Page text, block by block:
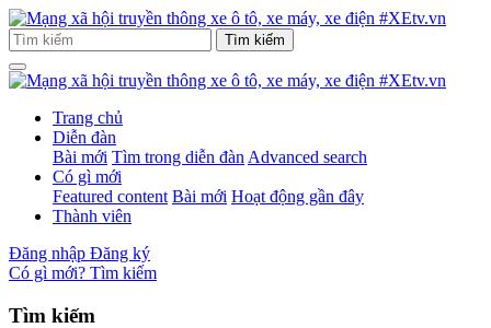
Trang chủ
Diễn đàn
Bài mới Tìm trong diễn đàn Advanced search
Có gì mới
Featured content Bài mới Hoạt động gần đây
Thành viên
Đăng nhập Đăng ký
Có gì mới? Tìm kiếm
Tìm kiếm